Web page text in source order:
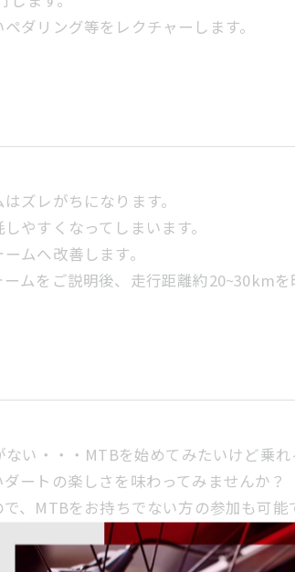
ダリング等をレクチャーします。
ズレがちになります。
やすくなってしまいます。
ムへ改善します。
ムをご説明後、走行距離約20~30km
い・・・MTBを始めてみたいけど乗
ートの楽しさを味わってみませんか？
、MTBをお持ちでない方の参加も可能